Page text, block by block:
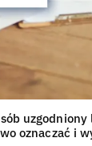
uzgodniony
oznaczać i